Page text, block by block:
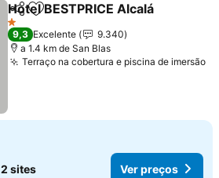
PartilharAdicionar aos favoritos
Hotel BESTPRICE Alcalá
1 Estrelas
9,3 Excelente
9.340
a 1.4 km de San Blas
Terraço na cobertura e piscina de imersão
2 sites Ver preços